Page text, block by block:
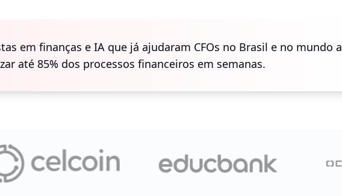
em finanças e IA que já ajudaram CFOs no Brasil e no mundo a
até 85% dos processos financeiros em semanas.